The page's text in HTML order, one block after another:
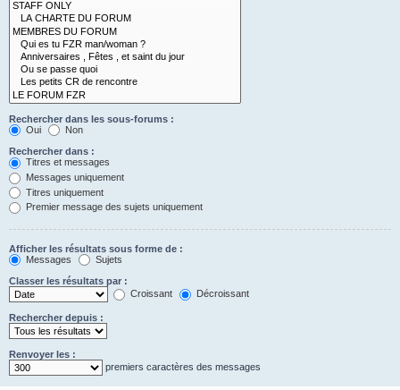
Rechercher dans les sous-forums :
Oui
Non
Rechercher dans :
Titres et messages
Messages uniquement
Titres uniquement
Premier message des sujets uniquement
Afficher les résultats sous forme de :
Messages
Sujets
Classer les résultats par :
Croissant
Décroissant
Rechercher depuis :
Renvoyer les :
premiers caractères des messages